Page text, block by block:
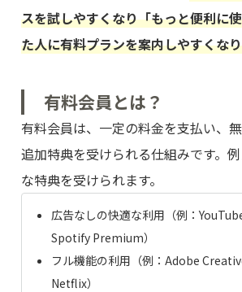
スを試しやすくなり「もっと便利に
た人に有料プランを案内しやすくな
有料会員とは？
有料会員は、一定の料金を支払い、
追加特典を受けられる仕組みです。
な特典を受けられます。
広告なしの快適な利用（例：
Spotify Premium）
フル機能の利用（例：Adobe
Netflix）